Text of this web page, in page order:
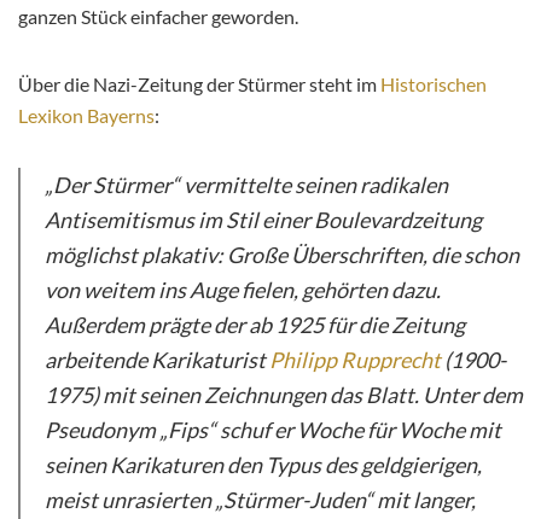
ganzen Stück einfacher geworden.
Über die Nazi-Zeitung der Stürmer steht im Historischen
Lexikon Bayerns:
„Der Stürmer“ vermittelte seinen radikalen
Antisemitismus im Stil einer Boulevardzeitung
möglichst plakativ: Große Überschriften, die schon
von weitem ins Auge fielen, gehörten dazu.
Außerdem prägte der ab 1925 für die Zeitung
arbeitende KarikaturistPhilipp Rupprecht(1900-
1975) mit seinen Zeichnungen das Blatt. Unter dem
Pseudonym „Fips“ schuf er Woche für Woche mit
seinen Karikaturen den Typus des geldgierigen,
meist unrasierten „Stürmer-Juden“ mit langer,